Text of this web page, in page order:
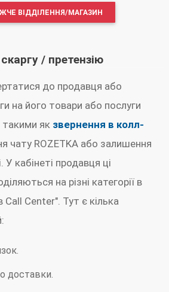
ВІДДІЛЕННЯ/МАГАЗИН
/ претензію
до продавця або
на його товари або послуги
такими як звернення в колл-
чату ROZETKA або залишення
У кабінеті продавця ці
на різні категорії в
Call Center". Тут є кілька
доставки.